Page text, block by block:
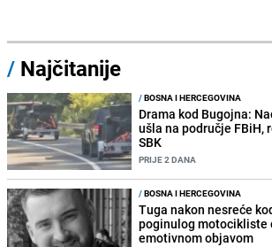
/ Najčitanije
/BOSNA I HERCEGOVINA
Drama kod Bugojna:
ušla na područje FBiH,
SBK
PRIJE 2 DANA
/BOSNA I HERCEGOVINA
Tuga nakon nesreće
poginulog motocikliste
emotivnom objavom